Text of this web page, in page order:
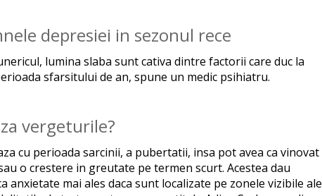
depresiei in sezonul rece
lumina slaba sunt cativa dintre factorii care duc la
sfarsitului de an, spune un medic psihiatru.
vergeturile?
cu perioada sarcinii, a pubertatii, insa pot avea ca vinovat
o crestere in greutate pe termen scurt. Acestea dau
anxietate mai ales daca sunt localizate pe zonele vizibile ale